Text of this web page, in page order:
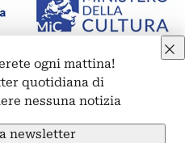
Vittorio Emanuele II, 287 –
dei dati personali
II, 287 – 00186 Roma
ogni mattina!
quotidiana di
nessuna notizia
newsletter